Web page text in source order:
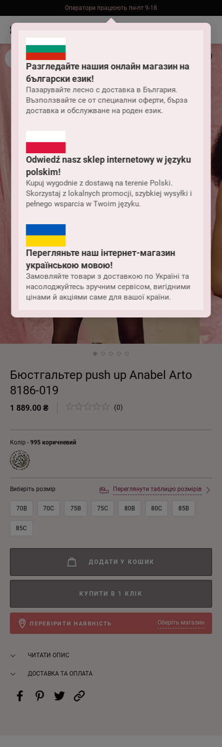
Разгледайте нашия онлайн магазин на
български език!
Пазарувайте лесно с доставка в България.
Възползвайте се от специални оферти, бърза
доставка и обслужване на роден език.
Odwiedź nasz sklep internetowy w języku
polskim!
Kupuj wygodnie z dostawą na terenie Polski.
Skorzystaj z lokalnych promocji, szybkiej wysyłki i
pełnego wsparcia w Twoim języku.
Перегляньте наш інтернет-магазин
українською мовою!
Замовляйте товари з доставкою по Україні та
насолоджуйтесь зручним сервісом, вигідними
цінами й акціями саме для вашої країни.
Оператори працюють пн-пт 9-18
Безкоштовна доставка до складу НП замовлень від 2000 грн
Бюстгальтер push up Anabel Arto
8186-019
1 889.00 ₴ (0)
Колір - 995 коричневий
Виберіть розмір Переглянути таблицю розмірів
70B 70C 75B 75C 80B 80C 85B
85C
ДОДАТИ У КОШИК
КУПИТИ В 1 КЛІК
ПЕРЕВІРИТИ НАЯВНІСТЬ Оберіть магазин
ЧИТАТИ ОПИС
ДОСТАВКА ТА ОПЛАТА